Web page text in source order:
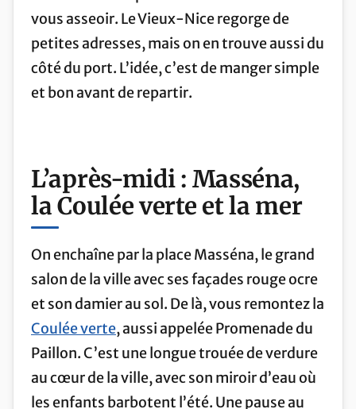
vous asseoir. Le Vieux-Nice regorge de
petites adresses, mais on en trouve aussi du
côté du port. L’idée, c’est de manger simple
et bon avant de repartir.
L’après-midi : Masséna,
la Coulée verte et la mer
On enchaîne par la place Masséna, le grand
salon de la ville avec ses façades rouge ocre
et son damier au sol. De là, vous remontez la
Coulée verte, aussi appelée Promenade du
Paillon. C’est une longue trouée de verdure
au cœur de la ville, avec son miroir d’eau où
les enfants barbotent l’été. Une pause au